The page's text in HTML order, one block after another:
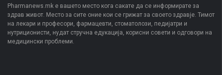
Pharmanews.mk е вашето место кога сакате да се информирате за
здрав живот. Место за сите оние кои се грижат за своето здравје. Тимот
на лекари и професори, фармацевти, стоматолози, педијатри и
нутриционисти, нудат стручна едукација, корисни совети и одговори на
медицински проблеми.